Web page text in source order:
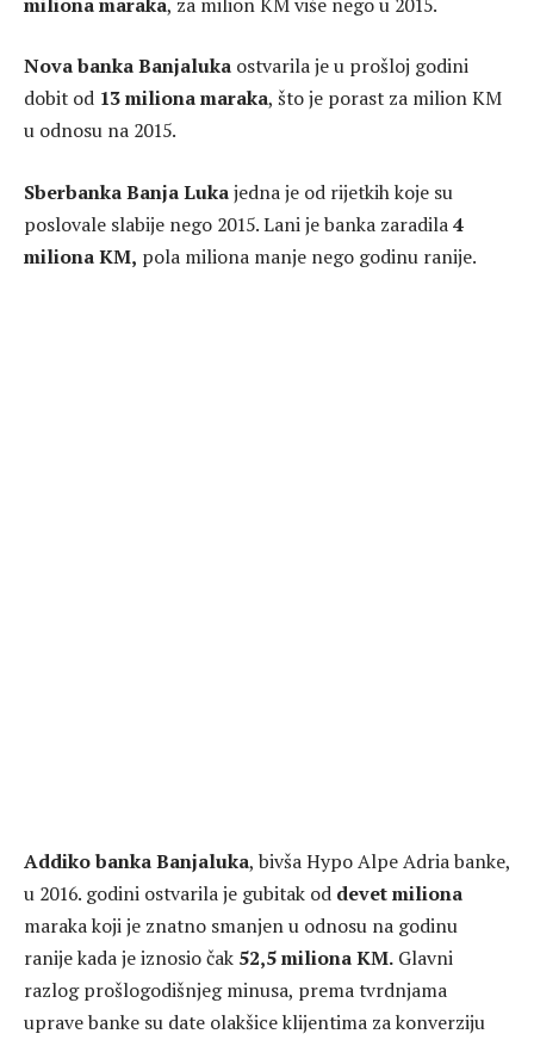
Nova banka Banjaluka ostvarila je u prošloj godini
dobit od 13 miliona maraka, što je porast za milion KM
u odnosu na 2015.
Sberbanka Banja Lukajedna je od rijetkih koje su
poslovale slabije nego 2015. Lani je banka zaradila4
miliona KM, pola miliona manje nego godinu ranije.
Addiko banka Banjaluka, bivša Hypo Alpe Adria banke,
u 2016. godini ostvarila je gubitak od devet miliona
maraka koji je znatno smanjen u odnosu na godinu
ranije kada je iznosio čak 52,5 miliona KM. Glavni
razlog prošlogodišnjeg minusa, prema tvrdnjama
uprave banke su date olakšice klijentima za konverziju